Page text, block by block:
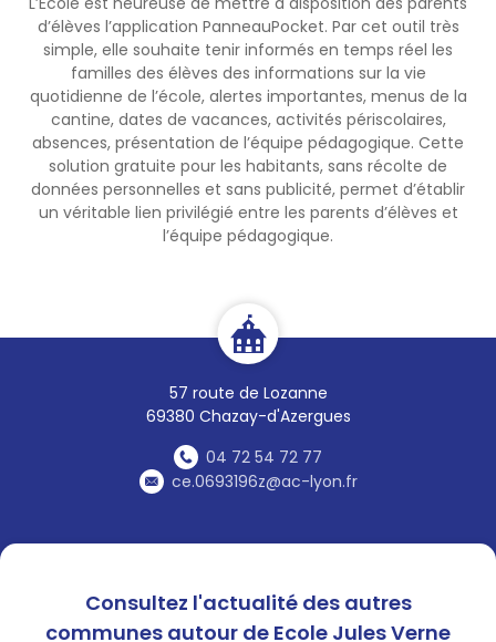
d’élèves l’application PanneauPocket. Par cet outil très
simple, elle souhaite tenir informés en temps réel les
familles des élèves des informations sur la vie
quotidienne de l’école, alertes importantes, menus de la
cantine, dates de vacances, activités périscolaires,
absences, présentation de l’équipe pédagogique. Cette
solution gratuite pour les habitants, sans récolte de
données personnelles et sans publicité, permet d’établir
un véritable lien privilégié entre les parents d’élèves et
l’équipe pédagogique.
57 route de Lozanne
69380 Chazay-d'Azergues
04 72 54 72 77
ce.0693196z@ac-lyon.fr
Consultez l'actualité des autres
communes autour de Ecole Jules Verne